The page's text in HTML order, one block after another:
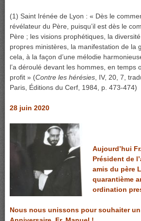
(1) Saint Irénée de Lyon : « Dès le
révélateur du Père, puisqu’il est dès le
Père ; les visions prophétiques, la
propres ministères, la manifestation de la
cela, à la façon d’une mélodie
l’a déroulé devant les hommes, en temps
profit » (Contre les hérésies , IV, 20, 7,
Paris, Éditions du Cerf, 1984, p. 473-474)
28 juin 2020
Aujourd’hui
Président de
amis du père
quarantième
ordination
Nous nous unissons pour souhaiter